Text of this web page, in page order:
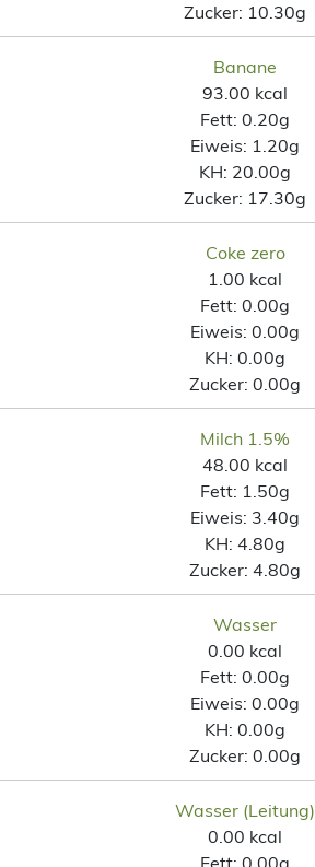
Zucker: 10.30g
Banane
93.00 kcal
Fett: 0.20g
Eiweis: 1.20g
KH: 20.00g
Zucker: 17.30g
Coke zero
1.00 kcal
Fett: 0.00g
Eiweis: 0.00g
KH: 0.00g
Zucker: 0.00g
Milch 1.5%
48.00 kcal
Fett: 1.50g
Eiweis: 3.40g
KH: 4.80g
Zucker: 4.80g
Wasser
0.00 kcal
Fett: 0.00g
Eiweis: 0.00g
KH: 0.00g
Zucker: 0.00g
Wasser (Leitung)
0.00 kcal